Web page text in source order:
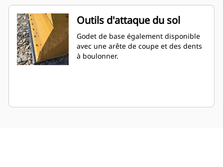
Outils d'attaque du sol
Godet de base également disponible
avec une arête de coupe et des dents
à boulonner.